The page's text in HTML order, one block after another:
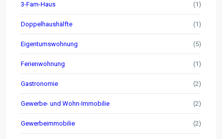
3-Fam-Haus (1)
Doppelhaushälfte (1)
Eigentumswohnung (5)
Ferienwohnung (1)
Gastronomie (2)
Gewerbe- und Wohn-Immobilie (2)
Gewerbeimmobilie (2)